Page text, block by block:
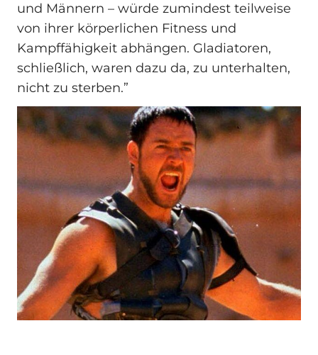
und Männern – würde zumindest teilweise
von ihrer körperlichen Fitness und
Kampffähigkeit abhängen. Gladiatoren,
schließlich, waren dazu da, zu unterhalten,
nicht zu sterben.”